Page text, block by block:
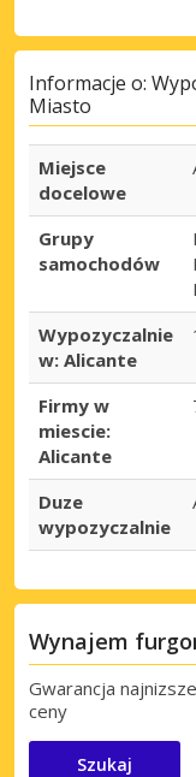
Informacje o:
Miasto
Miejsce
docelowe
Grupy
samochodów
Wypozyczalnie
w: Alicante
Firmy w
miescie:
Alicante
Duze
wypozyczalnie
Wynajem
Gwarancja
ceny
Szukaj